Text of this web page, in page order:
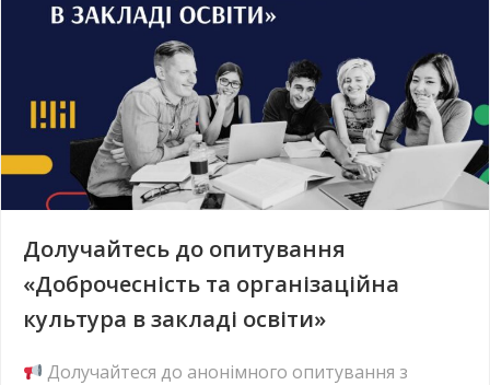
Долучайтесь до опитування
«Доброчесність та організаційна
культура в закладі освіти»
Долучайтеся до анонімного опитування з